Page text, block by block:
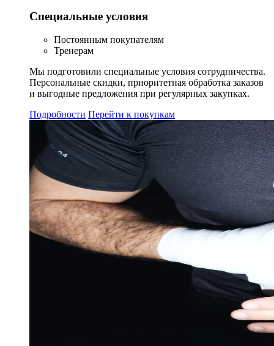
Специальные условия
Постоянным покупателям
Тренерам
Мы подготовили специальные условия сотрудничества.
Персональные скидки, приоритетная обработка заказов
и выгодные предложения при регулярных закупках.
Подробности Перейти к покупкам